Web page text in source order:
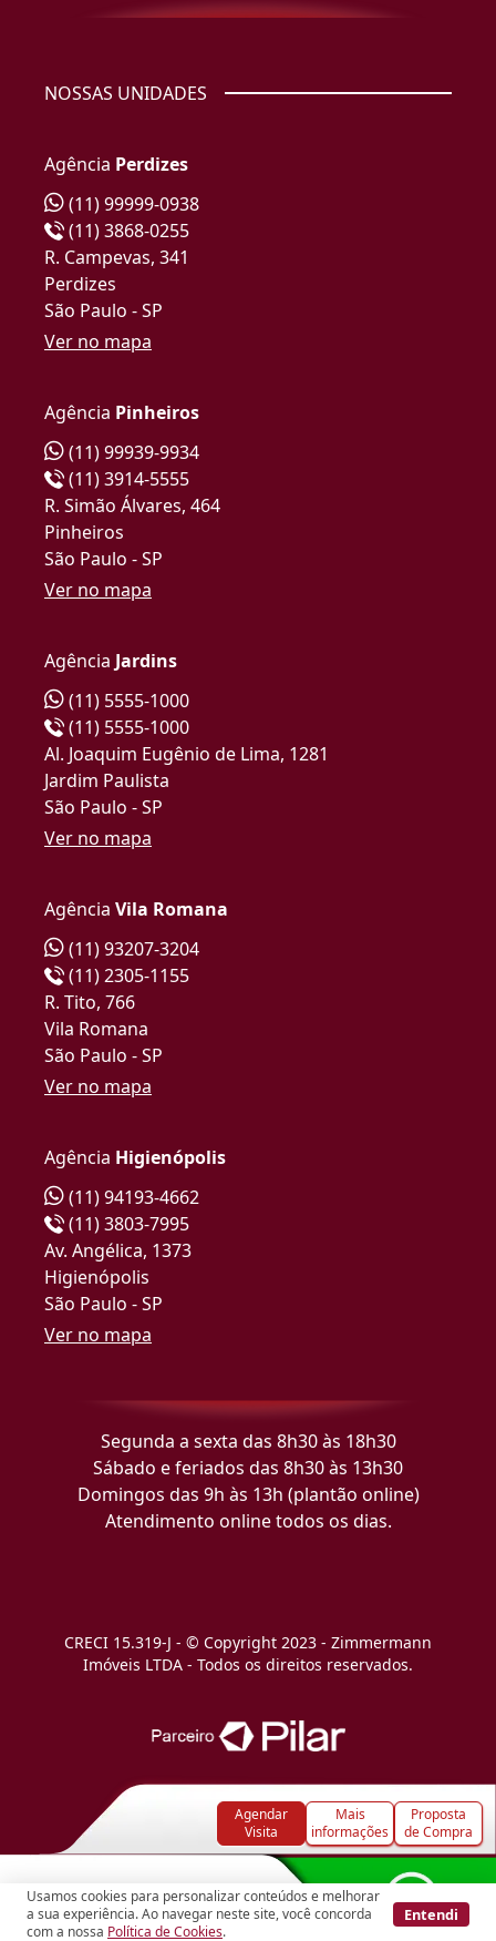
Usamos cookies para personalizar conteúdos e melhorar
a sua experiência. Ao navegar neste site, você concorda
com a nossa Política de Cookies.
Entendi
Agendar
Visita
Mais
informações
Proposta
de Compra
NOSSAS UNIDADES
Agência Perdizes
(11) 99999-0938
(11) 3868-0255
R. Campevas, 341
Perdizes
São Paulo - SP
Ver no mapa
Agência Pinheiros
(11) 99939-9934
(11) 3914-5555
R. Simão Álvares, 464
Pinheiros
São Paulo - SP
Ver no mapa
Agência Jardins
(11) 5555-1000
(11) 5555-1000
Al. Joaquim Eugênio de Lima, 1281
Jardim Paulista
São Paulo - SP
Ver no mapa
Agência Vila Romana
(11) 93207-3204
(11) 2305-1155
R. Tito, 766
Vila Romana
São Paulo - SP
Ver no mapa
Agência Higienópolis
(11) 94193-4662
(11) 3803-7995
Av. Angélica, 1373
Higienópolis
São Paulo - SP
Ver no mapa
Segunda a sexta das 8h30 às 18h30
Sábado e feriados das 8h30 às 13h30
Domingos das 9h às 13h (plantão online)
Atendimento online todos os dias.
CRECI 15.319-J - © Copyright 2023 - Zimmermann
Imóveis LTDA - Todos os direitos reservados.